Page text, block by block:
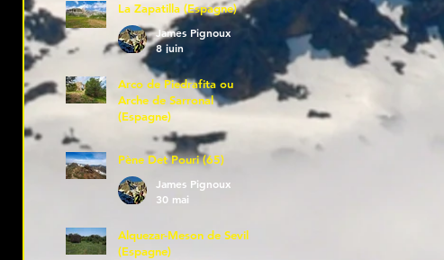
La Zapatilla (Espagne)
James Pignoux
8 juin
Arco de Piedrafita ou
Arche de Sarronal
(Espagne)
James Pignoux
7 juin
Pène Det Pouri (65)
James Pignoux
30 mai
Alquezar-Meson de Sevil
(Espagne)